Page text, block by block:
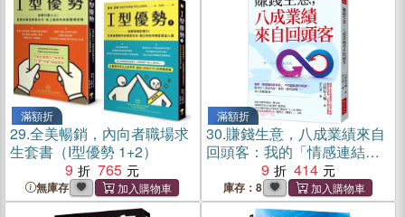
滿額折
29.全美暢銷，內向者職場求
生套書（I型優勢 1+2）
9
765
無庫存
滿額折
30.賺錢生意，八成業績來自
回頭客：我的「情感連結留
客術」，不花錢培養回流
客。健身房、美容美髮、餐
飲、顧問諮詢……各行業都
9 414
庫存：8